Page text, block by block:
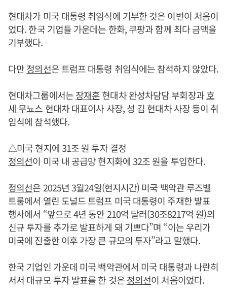
현대차가 미국 대통령 취임식에 기부한 것은 이번이 처음이
었다. 한국 기업들 가운데는 한화, 쿠팡과 함께 최다 금액을
기부했다.
다만정의선은 트럼프 대통령 취임식에는 참석하지 않았다.
현대차그룹에서는장재훈현대차 완성차담담 부회장과호
세 무뇨스 현대차 대표이사 사장, 성 김 현대차 사장 등이 취
임식에 참석했다.
△미국 현지에 31조 원 투자 결정
정의선이 미국 내 공급망 현지화에 32조 원을 투입한다.
정의선은 2025년 3월24일(현지시간) 미국 백악관 루즈벨
트룸에서 열린 도널드 트럼프 미국 대통령이 주재한 발표
행사에서 “앞으로 4년 동안 210억 달러(30조8217억 원)의
신규 투자를 추가로 발표하게 돼 기쁘다”며 “이는 우리가
미국에 진출한 이후 가장 큰 규모의 투자”라고 말했다.
한국 기업인 가운데 미국 백악관에서 미국 대통령과 나란히
서서 대규모 투자 발표를 한 것은정의선이 처음이었다.